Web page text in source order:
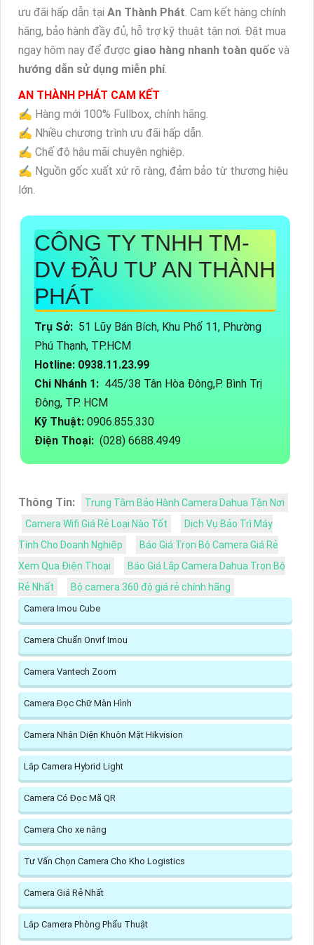
ưu đãi hấp dẫn tại An Thành Phát. Cam kết hàng chính
hãng, bảo hành đầy đủ, hỗ trợ kỹ thuật tận nơi. Đặt mua
ngay hôm nay để được giao hàng nhanh toàn quốc và
hướng dẫn sử dụng miễn phí.
AN THÀNH PHÁT CAM KẾT
✍️ Hàng mới 100% Fullbox, chính hãng.
✍️ Nhiều chương trình ưu đãi hấp dẫn.
✍️ Chế độ hậu mãi chuyên nghiệp.
✍️ Nguồn gốc xuất xứ rõ ràng, đảm bảo từ thương hiệu
lớn.
CÔNG TY TNHH TM-
DV ĐẦU TƯ AN THÀNH
PHÁT
Trụ Sở: 51 Lũy Bán Bích, Khu Phố 11, Phường
Phú Thạnh, TP.HCM
Hotline: 0938.11.23.99
Chi Nhánh 1: 445/38 Tân Hòa Đông,P. Bình Trị
Đông, TP. HCM
Kỹ Thuật: 0906.855.330
Điện Thoại: (028) 6688.4949
Thông Tin:
Trung Tâm Bảo Hành Camera Dahua Tận Nơi
Camera Wifi Giá Rẻ Loại Nào Tốt
Dịch Vụ Bảo Trì Máy
Tính Cho Doanh Nghiệp
Báo Giá Trọn Bộ Camera Giá Rẻ
Xem Qua Điện Thoại
Báo Giá Lắp Camera Dahua Trọn Bộ
Rẻ Nhất
Bộ camera 360 độ giá rẻ chính hãng
Camera Imou Cube
Camera Chuẩn Onvif Imou
Camera Vantech Zoom
Camera Đọc Chữ Màn Hình
Camera Nhận Diện Khuôn Mặt Hikvision
Lắp Camera Hybrid Light
Camera Có Đọc Mã QR
Camera Cho xe nâng
Tư Vấn Chọn Camera Cho Kho Logistics
Camera Giá Rẻ Nhất
Lắp Camera Phòng Phẩu Thuật